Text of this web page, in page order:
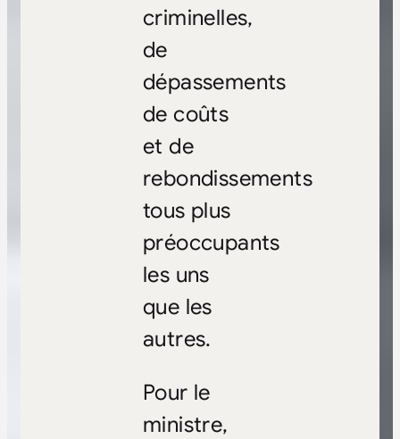
criminelles,
de
dépassements
de coûts
et de
rebondissements
tous plus
préoccupants
les uns
que les
autres.
Pour le
ministre,